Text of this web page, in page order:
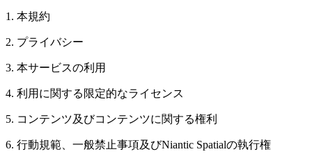
1. 本規約
2. プライバシー
3. 本サービスの利用
4. 利用に関する限定的なライセンス
5. コンテンツ及びコンテンツに関する権利
6. 行動規範、一般禁止事項及びNiantic Spatialの執行権